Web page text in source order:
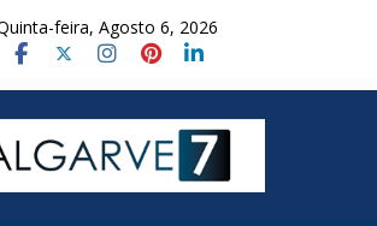
feira, Agosto 6, 2026